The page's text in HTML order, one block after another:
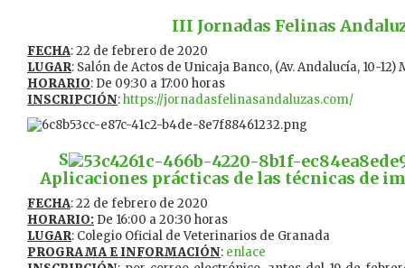
III Jornadas Felinas
FECHA: 22 de febrero de 2020
LUGAR: Salón de Actos de Unicaja Banco, (Av. Andalucía, 10-12)
HORARIO: De 09:30 a 17:00 horas
INSCRIPCIÓN:https://jornadasfelinasandaluzas.com/
S
Aplicaciones prácticas de las técnicas de
FECHA: 22 de febrero de 2020
HORARIO: De 16:00 a 20:30 horas
LUGAR: Colegio Oficial de Veterinarios de Granada
PROGRAMA E INFORMACIÓN: enlace